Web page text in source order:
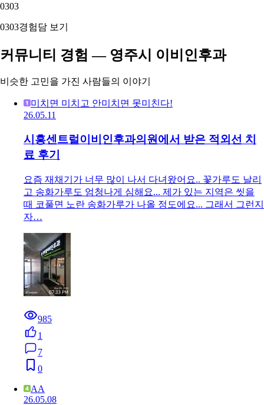
0303
0303경험담 보기
커뮤니티 경험 — 영주시 이비인후과
비슷한 고민을 가진 사람들의 이야기
미치면 미치고 안미치면 못미친다!
26.05.11
시흥센트럴이비인후과의원에서 받은 적외선 치
료 후기
요즘 재채기가 너무 많이 나서 다녀왔어요.. 꽃가루도 날리
고 송화가루도 엄청나게 심해요... 제가 있는 지역은 씻을
때 코풀면 노란 송화가루가 나올 정도에요... 그래서 그런지
자…
985
1
7
0
AA
26.05.08